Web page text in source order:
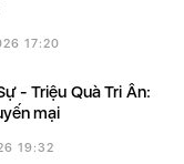
17:20
mại
19:32